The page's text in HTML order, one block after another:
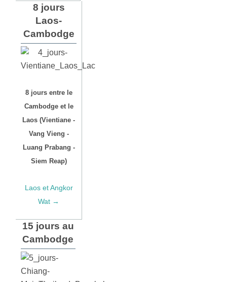
8 jours
Laos-
Cambodge
8 jours entre le
Cambodge et le
Laos (Vientiane -
Vang Vieng -
Luang Prabang -
Siem Reap)
Laos et Angkor
Wat →
15 jours au
Cambodge